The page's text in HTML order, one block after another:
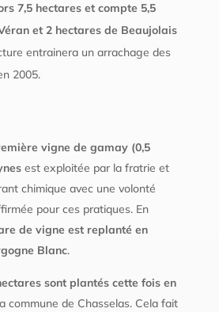
7,5 hectares et compte 5,5
et 2 hectares de Beaujolais
entrainera un arrachage des
2005.
vigne de gamay (0,5
est exploitée par la fratrie et
chimique avec une volonté
pour ces pratiques. En
de vigne est replanté en
Blanc.
sont plantés cette fois en
commune de Chasselas. Cela fait